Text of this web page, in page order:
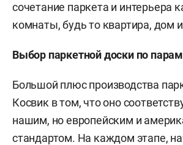
сочетание паркета и интерьера
комнаты, будь то квартира, дом
Выбор паркетной доски по
Большой плюс производства
Косвик в том, что оно
нашим, но европейским и
стандартом. На каждом этапе,